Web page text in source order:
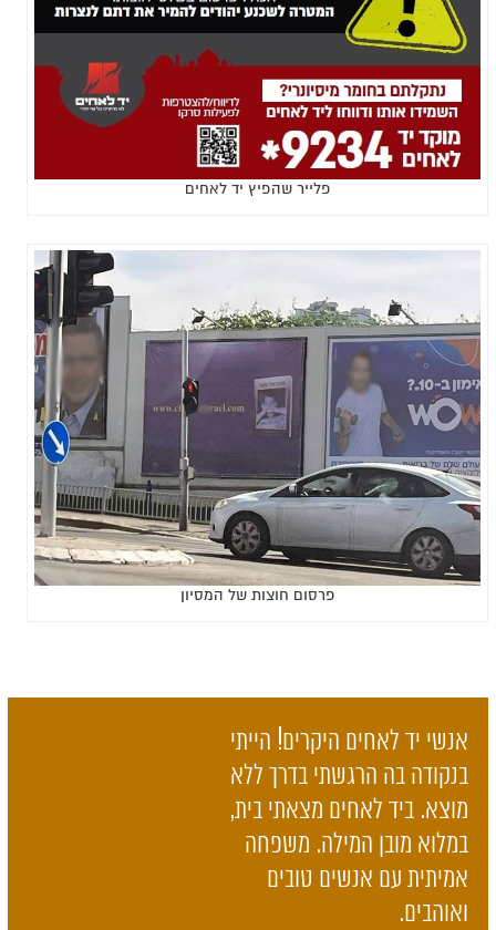
פלייר שהפיץ יד לאחים
פרסום חוצות של המסיון
אנשי יד לאחים היקרים! הייתי
בנקודה בה הרגשתי בדרך ללא
מוצא. ביד לאחים מצאתי בית,
במלוא מובן המילה. משפחה
אמיתית עם אנשים טובים
ואוהבים.